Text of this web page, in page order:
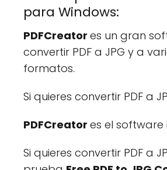
para Windows:
PDFCreator es un gran
convertir PDF a JPG y a
formatos.
Si quieres convertir PDF a
PDFCreator es el software
Si quieres convertir PDF a